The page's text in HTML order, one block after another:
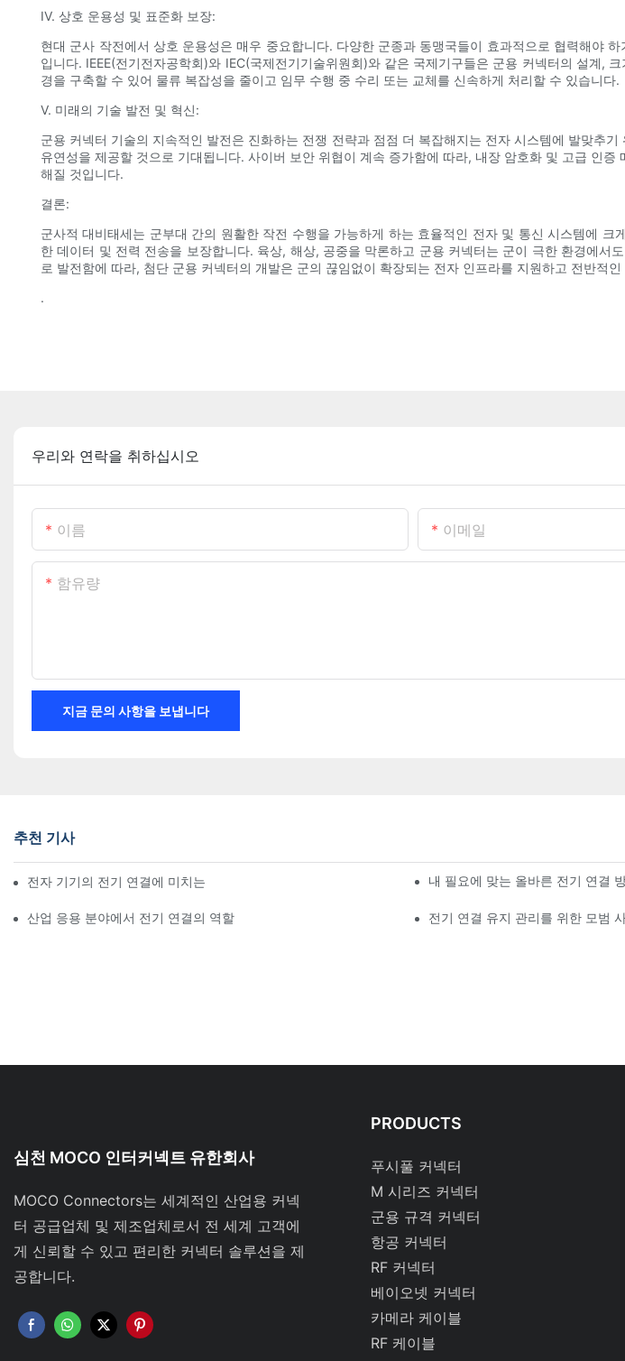
IV. 상호 운용성 및 표준화 보장:
현대 군사 작전에서 상호 운용성은 매우 중요합니다. 다양한 군종과 동맹국들이 효과적으로 협력해야
입니다. IEEE(전기전자공학회)와 IEC(국제전기기술위원회)와 같은 국제기구들은 군용 커넥터의 설계,
경을 구축할 수 있어 물류 복잡성을 줄이고 임무 수행 중 수리 또는 교체를 신속하게 처리할 수 있습니다.
V. 미래의 기술 발전 및 혁신:
군용 커넥터 기술의 지속적인 발전은 진화하는 전쟁 전략과 점점 더 복잡해지는 전자 시스템에 발맞추
유연성을 제공할 것으로 기대됩니다. 사이버 보안 위협이 계속 증가함에 따라, 내장 암호화 및 고급 인
해질 것입니다.
결론:
군사적 대비태세는 군부대 간의 원활한 작전 수행을 가능하게 하는 효율적인 전자 및 통신 시스템에
한 데이터 및 전력 전송을 보장합니다. 육상, 해상, 공중을 막론하고 군용 커넥터는 군이 극한 환경에
로 발전함에 따라, 첨단 군용 커넥터의 개발은 군의 끊임없이 확장되는 전자 인프라를 지원하고 전반적
.
우리와 연락을 취하십시오
이름 이메일
함유량
지금 문의 사항을 보냅니다
추천 기사
전자 기기의 전기 연결에 미치는 기술의 영향 내 필요에 맞는 올바른 전기 연결
산업 응용 분야에서 전기 연결의 역할 전기 연결 유지 관리를 위한 모범
심천 MOCO 인터커넥트 유한회사
MOCO Connectors는 세계적인 산업용 커넥
터 공급업체 및 제조업체로서 전 세계 고객에
게 신뢰할 수 있고 편리한 커넥터 솔루션을 제
공합니다.
PRODUCTS
푸시풀 커넥터
M 시리즈 커넥터
군용 규격 커넥터
항공 커넥터
RF 커넥터
베이오넷 커넥터
카메라 케이블
RF 케이블